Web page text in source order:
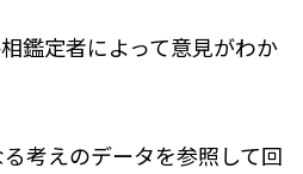
鑑定者によって意見がわか
考えのデータを参照して回